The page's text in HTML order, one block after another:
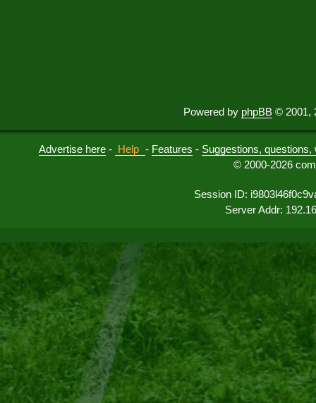
Powered by phpBB © 2001,
Advertise here - Help - Features - Suggestions,
© 2000-2026
Session ID:
Server Addr: